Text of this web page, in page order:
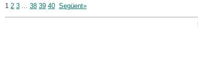
1 2 3 ... 38 39 40 Següent»